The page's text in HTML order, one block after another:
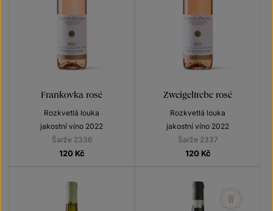
Frankovka rosé
Rozkvetlá louka
jakostní víno 2022
Šarže 2336
120 Kč
Zweigeltrebe rosé
Rozkvetlá louka
jakostní víno 2022
Šarže 2337
120 Kč